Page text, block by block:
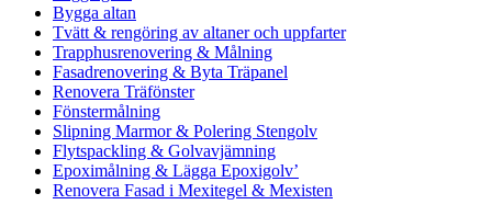
Bygga altan
Tvätt & rengöring av altaner och uppfarter
Trapphusrenovering & Målning
Fasadrenovering & Byta Träpanel
Renovera Träfönster
Fönstermålning
Slipning Marmor & Polering Stengolv
Flytspackling & Golvavjämning
Epoximålning & Lägga Epoxigolv’
Renovera Fasad i Mexitegel & Mexisten